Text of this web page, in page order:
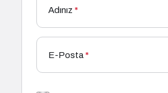
Adınız *
E-Posta*